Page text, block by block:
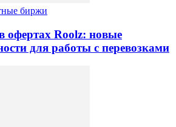
биржи
офертах Roolz: новые
для работы с перевозками